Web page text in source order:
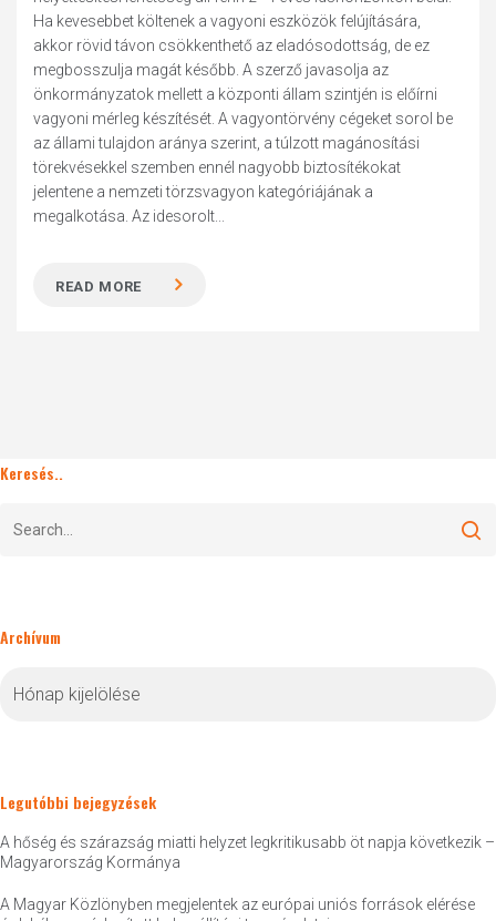
Ha kevesebbet költenek a vagyoni eszközök felújítására,
akkor rövid távon csökkenthető az eladósodottság, de ez
megbosszulja magát később. A szerző javasolja az
önkormányzatok mellett a központi állam szintjén is előírni
vagyoni mérleg készítését. A vagyontörvény cégeket sorol be
az állami tulajdon aránya szerint, a túlzott magánosítási
törekvésekkel szemben ennél nagyobb biztosítékokat
jelentene a nemzeti törzsvagyon kategóriájának a
megalkotása. Az idesorolt...
READ MORE
Keresés..
Archívum
Legutóbbi bejegyzések
A hőség és szárazság miatti helyzet legkritikusabb öt napja következik –
Magyarország Kormánya
A Magyar Közlönyben megjelentek az európai uniós források elérése